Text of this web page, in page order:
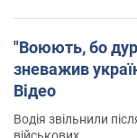
"Воюють, бо
зневажив
Відео
Водія звільнили
військових